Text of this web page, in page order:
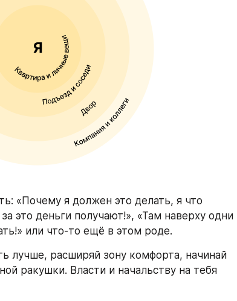
«Почему я должен это делать, я что
это деньги получают!», «Там наверху одни
или что-то ещё в этом роде.
лучше, расширяй зону комфорта, начинай
ракушки. Власти и начальству на тебя